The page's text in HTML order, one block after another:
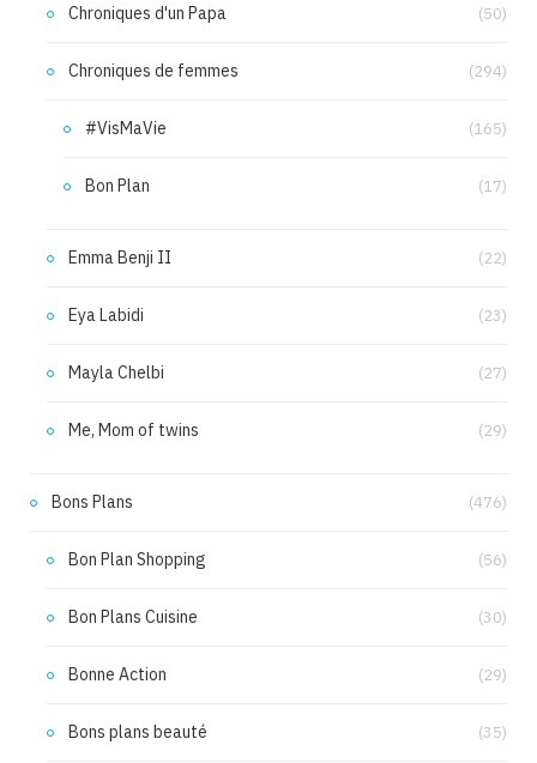
Chroniques d'un Papa (50)
Chroniques de femmes (294)
#VisMaVie (165)
Bon Plan (17)
Emma Benji II (22)
Eya Labidi (23)
Mayla Chelbi (27)
Me, Mom of twins (29)
Bons Plans (476)
Bon Plan Shopping (56)
Bon Plans Cuisine (30)
Bonne Action (29)
Bons plans beauté (35)